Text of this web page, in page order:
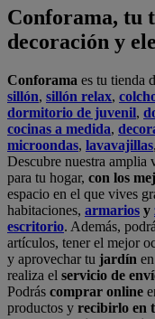
Conforama, tu
decoración y
Conforama es tu tienda
sillón, sillón relax,
dormitorio de juvenil,
cocinas a medida,
microondas, lavavajillas,
Descubre nuestra amplia
para tu hogar, con los
espacio en el que vives
habitaciones, armarios y
escritorio. Además,
artículos, tener el mejor
y aprovechar tu jardín
realiza el servicio de
Podrás comprar online
productos y recibirlo en